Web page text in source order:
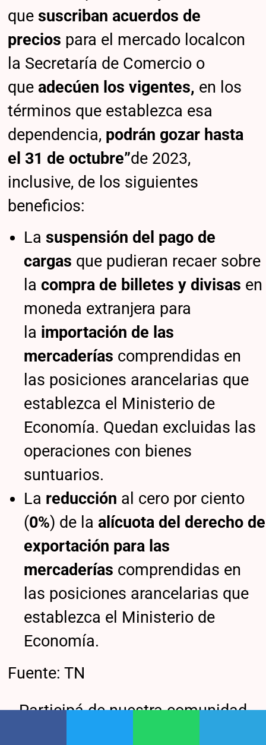
quesuscriban acuerdos de
precios para el mercado localcon
la Secretaría de Comercio o
queadecúen los vigentes, en los
términos que establezca esa
dependencia, podrán gozar hasta
el 31 de octubre”de 2023,
inclusive, de los siguientes
beneficios:
La suspensión del pago de
cargas que pudieran recaer sobre
la compra de billetes y divisas en
moneda extranjera para
la importación de las
mercaderías comprendidas en
las posiciones arancelarias que
establezca el Ministerio de
Economía. Quedan excluidas las
operaciones con bienes
suntuarios.
La reducción al cero por ciento
(0%) de la alícuota del derecho de
exportación para las
mercaderías comprendidas en
las posiciones arancelarias que
establezca el Ministerio de
Economía.
Fuente: TN
Participá de nuestra comunidad